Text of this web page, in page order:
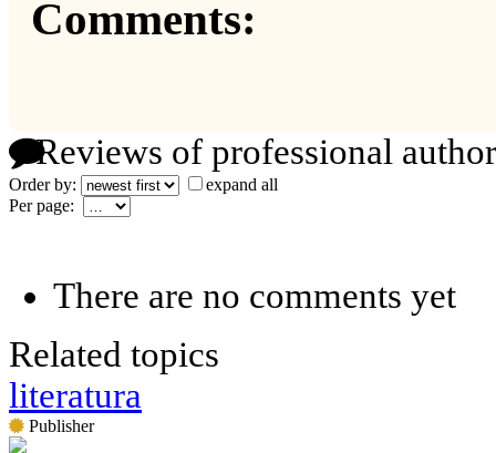
Comments:
Reviews of professional
Order by:
expand all
Per page:
There are no comments yet
Related topics
literatura
Publisher